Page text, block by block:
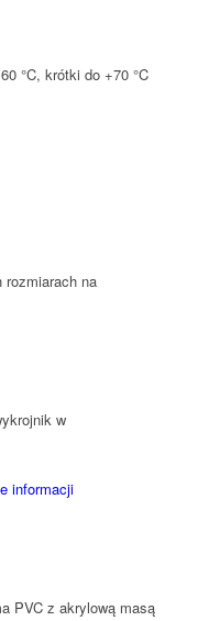
°C, krótki do +70 °C
na
w
informacji
PVC z akrylową masą